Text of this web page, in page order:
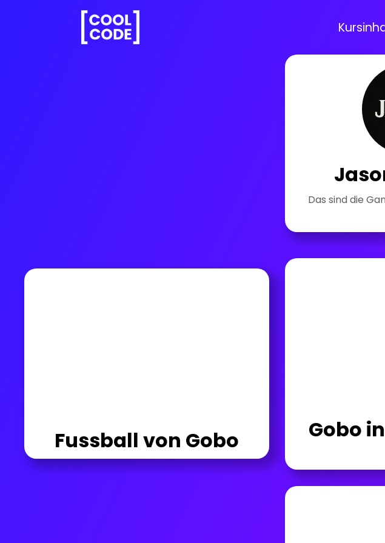
Das sind die
Fussball von Gobo Gobo